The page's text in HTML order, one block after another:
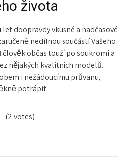
života
let doopravdy vkusné a nadčasové
nedílnou součástí Vašeho
občas touží po soukromí a
nějakých kvalitních modelů.
i nežádoucímu průvanu,
potrápit.
(2 votes)